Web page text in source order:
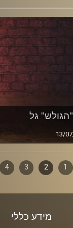
גל
13/
1
2
3
4
מידע כללי